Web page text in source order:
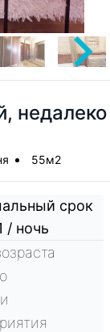
недалеко
55м2
срок
/ ночь